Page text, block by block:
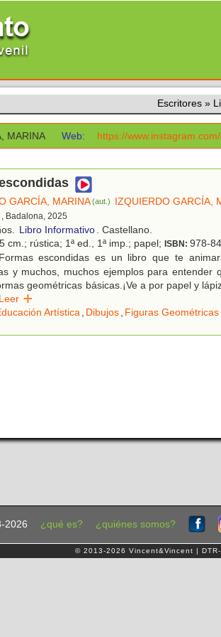
Escritores »
MARINA Web: https://
GARCÍA, MARINA(aut.) IZQUIERDO GARCÍA,
, Badalona, 2025
Libro Informativo. Castellano.
cm.; rústica; 1ª ed., 1ª imp.; papel; ISBN: 978-
escondidas es un libro que te
y muchos, muchos ejemplos para entender
geométricas básicas.¡Ve a por papel y
Leer
Artística, Dibujos, Figuras Geométricas
2026 ¿qué es? ¿quiénes somos?
© 2013-2026 Vincent&Vincent |